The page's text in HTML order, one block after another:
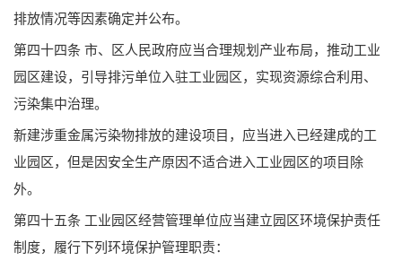
排放情况等因素确定并公布。
第四十四条 市、区人民政府应当合理规划产业布局，推动工业
园区建设，引导排污单位入驻工业园区，实现资源综合利用、
污染集中治理。
新建涉重金属污染物排放的建设项目，应当进入已经建成的工
业园区，但是因安全生产原因不适合进入工业园区的项目除
外。
第四十五条 工业园区经营管理单位应当建立园区环境保护责任
制度，履行下列环境保护管理职责：